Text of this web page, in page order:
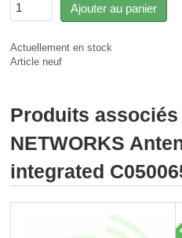
Ajouter au panier
Actuellement en stock
Article neuf
Produits associés
NETWORKS
integrated